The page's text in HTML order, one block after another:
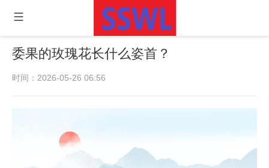
委果的玫瑰花长什么姿首？
时间：2026-05-26 06:56